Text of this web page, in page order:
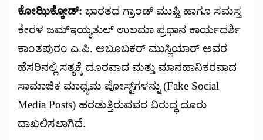
ಕೋಝಿಕ್ಕೋಡ್: ಭಾರತದ ಗ್ರಾಂಡ್ ಮುಫ್ತಿ ಹಾಗೂ ಸಮಸ್ತ
ಕೇರಳ ಜಮ್‌ಇಯ್ಯತುಲ್ ಉಲಮಾ ಪ್ರಧಾನ ಕಾರ್ಯದರ್ಶಿ
ಕಾಂತಪುರಂ ಎ.ಪಿ. ಅಬೂಬಕರ್ ಮುಸ್ಲಿಯಾರ್ ಅವರ
ಹೆಸರಿನಲ್ಲಿ ಸತ್ಯಕ್ಕೆ ದೂರವಾದ ಮತ್ತು ಮಾನಹಾನಿಕರವಾದ
ಸಾಮಾಜಿಕ ಮಾಧ್ಯಮ ಪೋಸ್ಟ್‌ಗಳನ್ನು (Fake Social
Media Posts) ಹರಡುತ್ತಿರುವವರ ವಿರುದ್ಧ ದೂರು
ದಾಖಲಿಸಲಾಗಿದೆ.